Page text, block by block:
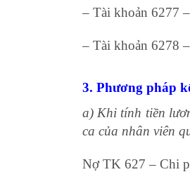
– Tài khoản 6277
– Tài khoản 6278
3. Phương pháp
a) Khi tính tiền
ca của nhân viên
Nợ TK 627 – Chi